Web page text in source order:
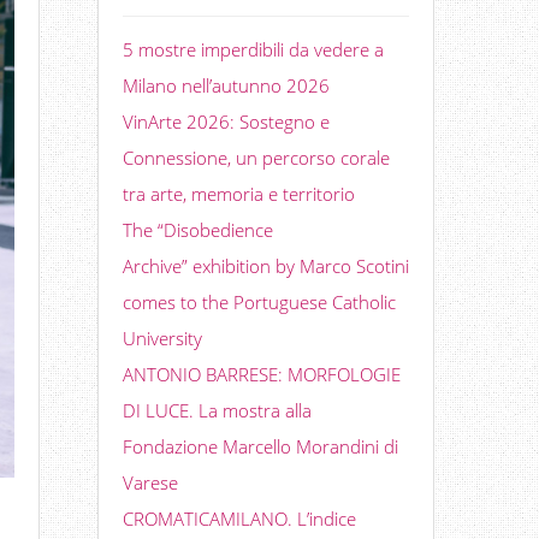
5 mostre imperdibili da vedere a
Milano nell’autunno 2026
VinArte 2026: Sostegno e
Connessione, un percorso corale
tra arte, memoria e territorio
The “Disobedience
Archive” exhibition by Marco Scotini
comes to the Portuguese Catholic
University
ANTONIO BARRESE: MORFOLOGIE
DI LUCE. La mostra alla
Fondazione Marcello Morandini di
Varese
CROMATICAMILANO. L’indice